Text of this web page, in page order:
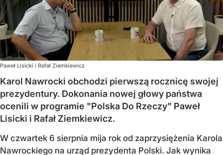
Paweł Lisicki i Rafał Ziemkiewicz
Karol Nawrocki obchodzi pierwszą rocznicę swojej
prezydentury. Dokonania nowej głowy państwa
ocenili w programie "Polska Do Rzeczy" Paweł
Lisicki i Rafał Ziemkiewicz.
W czwartek 6 sierpnia mija rok od zaprzysiężenia Karola
Nawrockiego na urząd prezydenta Polski. Jak wynika